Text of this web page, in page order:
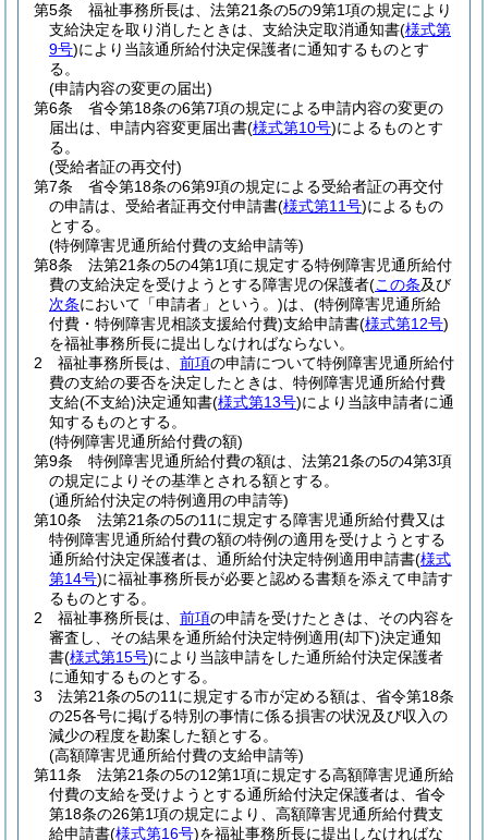
第5条
福祉事務所長は、法第21条の5の9第1項の規定により
支給決定を取り消したときは、支給決定取消通知書(様式第
9号)により当該通所給付決定保護者に通知するものとす
る。
(申請内容の変更の届出)
第6条
省令第18条の6第7項の規定による申請内容の変更の
届出は、申請内容変更届出書(様式第10号)によるものとす
る。
(受給者証の再交付)
第7条
省令第18条の6第9項の規定による受給者証の再交付
の申請は、受給者証再交付申請書(様式第11号)によるもの
とする。
(特例障害児通所給付費の支給申請等)
第8条
法第21条の5の4第1項に規定する特例障害児通所給付
費の支給決定を受けようとする障害児の保護者(この条及び
次条において「申請者」という。)は、 (特例障害児通所給
付費・特例障害児相談支援給付費)支給申請書(様式第12号)
を福祉事務所長に提出しなければならない。
2
福祉事務所長は、 前項の申請について特例障害児通所給付
費の支給の要否を決定したときは、特例障害児通所給付費
支給(不支給)決定通知書(様式第13号)により当該申請者に通
知するものとする。
(特例障害児通所給付費の額)
第9条
特例障害児通所給付費の額は、法第21条の5の4第3項
の規定によりその基準とされる額とする。
(通所給付決定の特例適用の申請等)
第10条
法第21条の5の11に規定する障害児通所給付費又は
特例障害児通所給付費の額の特例の適用を受けようとする
通所給付決定保護者は、通所給付決定特例適用申請書(様式
第14号)に福祉事務所長が必要と認める書類を添えて申請す
るものとする。
2
福祉事務所長は、 前項の申請を受けたときは、その内容を
審査し、その結果を通所給付決定特例適用(却下)決定通知
書(様式第15号)により当該申請をした通所給付決定保護者
に通知するものとする。
3
法第21条の5の11に規定する市が定める額は、省令第18条
の25各号に掲げる特別の事情に係る損害の状況及び収入の
減少の程度を勘案した額とする。
(高額障害児通所給付費の支給申請等)
第11条
法第21条の5の12第1項に規定する高額障害児通所給
付費の支給を受けようとする通所給付決定保護者は、省令
第18条の26第1項の規定により、高額障害児通所給付費支
給申請書(様式第16号)を福祉事務所長に提出しなければな